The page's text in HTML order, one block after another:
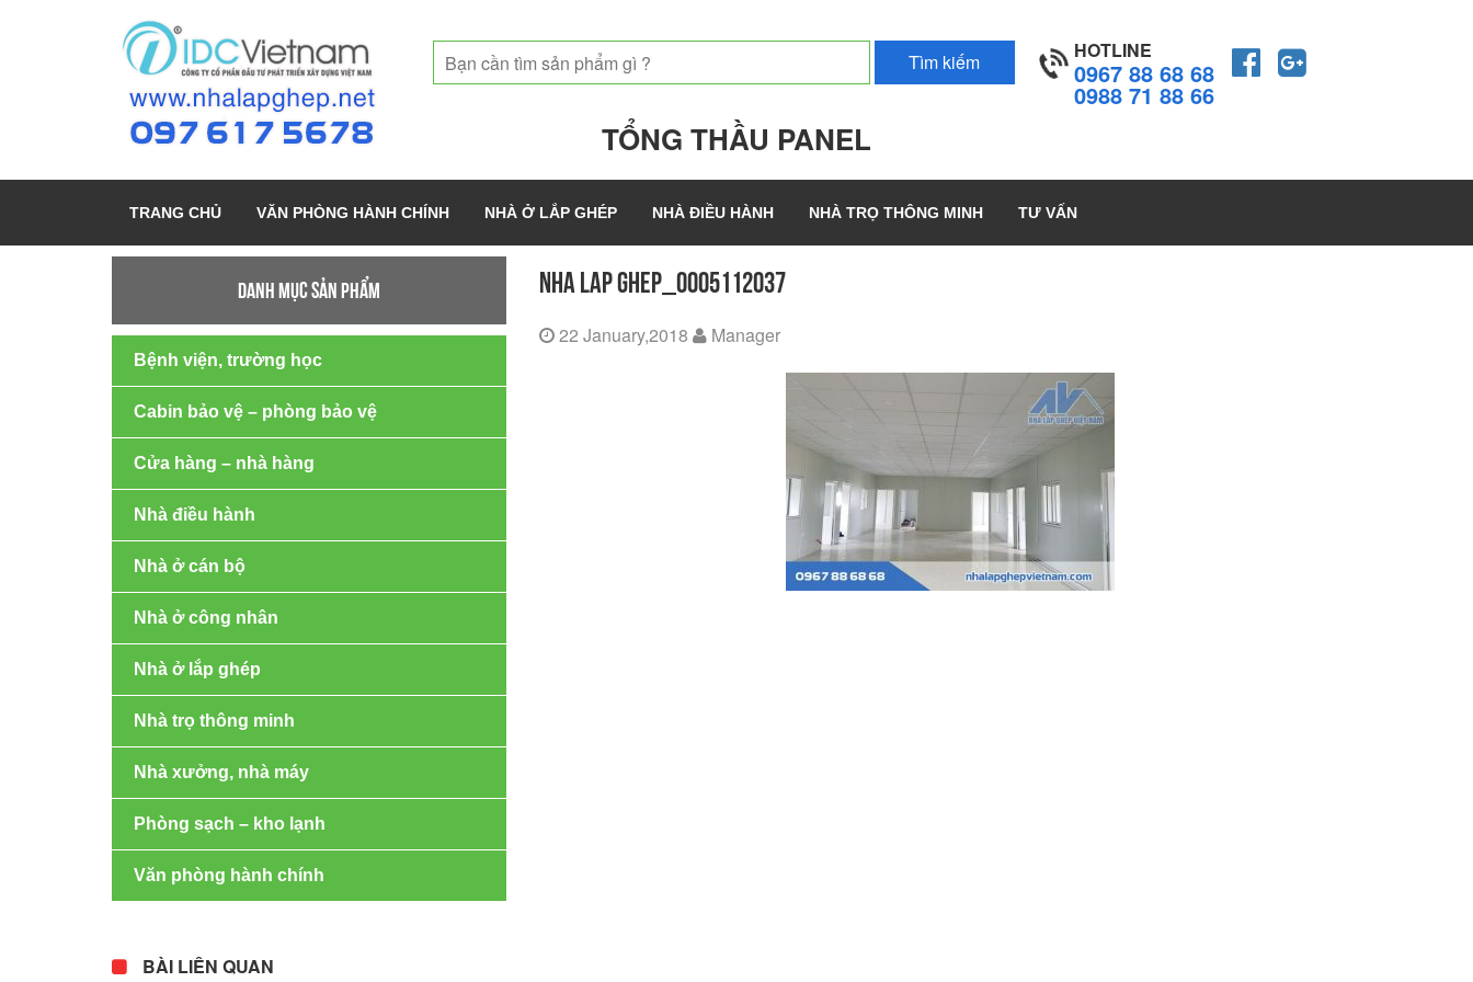
TỔNG THẦU PANEL
HOTLINE
0967 88 68 68
0988 71 88 66
TRANG CHỦ VĂN PHÒNG HÀNH CHÍNH NHÀ Ở LẮP GHÉP NHÀ ĐIỀU HÀNH NHÀ TRỌ THÔNG MINH TƯ VẤN
DANH MỤC SẢN PHẨM
Bệnh viện, trường học
Cabin bảo vệ – phòng bảo vệ
Cửa hàng – nhà hàng
Nhà điều hành
Nhà ở cán bộ
Nhà ở công nhân
Nhà ở lắp ghép
Nhà trọ thông minh
Nhà xưởng, nhà máy
Phòng sạch – kho lạnh
Văn phòng hành chính
NHA LAP GHEP_0005112037
22 January,2018 Manager
BÀI LIÊN QUAN